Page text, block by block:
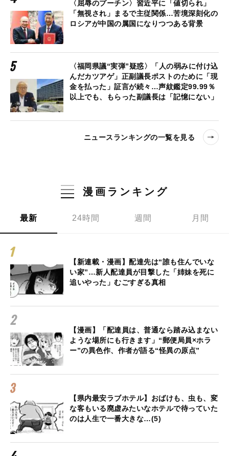
〈屈辱のプーチン〉習近平に「値切られ」
「無視され」まるで主従関係…苦境深刻化の
ロシアが中国の属国になりつつある背景
〈福岡県議“実弾”疑惑〉「人の弱みに付け込
んだカツアゲ」正副議長ポストのために「現
金を払った」証言が続々…声紋鑑定99.99％
以上でも、もらった副議長は「記憶にない」
ニュースランキングの一覧を見る
漫画ランキング
最新 24時間 週間 月間
【新連載・漫画】配達先は“誰も住んでいな
い家”…新人配達員が目撃した「姉妹を死に
追いやった」むごすぎる真相
【漫画】「配達員は、普通なら踏み込まない
ような場所にも行きます」“郵便局員×ホラ
ー”の異色作、作者が語る“怪異の原点”
【県内最安ラブホテル】おばけも、虫も、変
な客もいる廃虚みたいなホテルで待っていた
のは人生で一番大きな…(5)